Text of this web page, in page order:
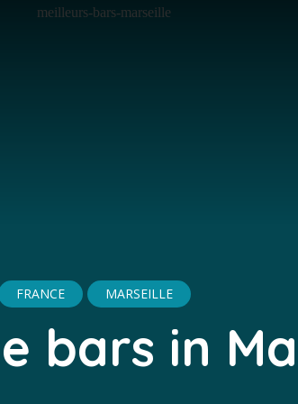
FRANCE MARSEILLE
bars in